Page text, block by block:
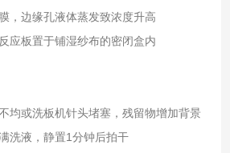
边缘孔液体蒸发致浓度升高
板置于铺湿纱布的密闭盒内
或洗板机针头堵塞，残留物增加背景
液，静置1分钟后拍干